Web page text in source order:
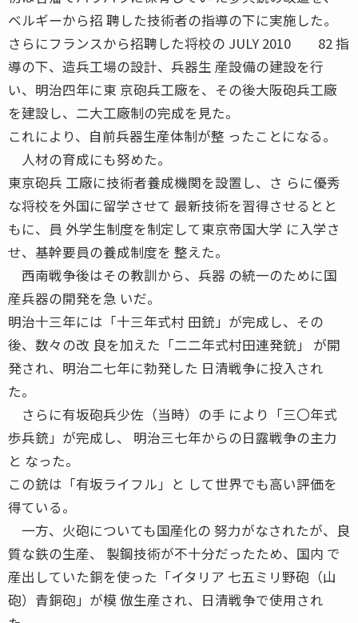
ベルギーから招 聘した技術者の指導の下に実施した。
さらにフランスから招聘した将校の JULY 2010 82 指
導の下、造兵工場の設計、兵器生 産設備の建設を行
い、明治四年に東 京砲兵工廠を、その後大阪砲兵工廠
を建設し、二大工廠制の完成を見た。
これにより、自前兵器生産体制が整 ったことになる。
人材の育成にも努めた。
東京砲兵 工廠に技術者養成機関を設置し、さ らに優秀
な将校を外国に留学させて 最新技術を習得させるとと
もに、員 外学生制度を制定して東京帝国大学 に入学さ
せ、基幹要員の養成制度を 整えた。
西南戦争後はその教訓から、兵器 の統一のために国
産兵器の開発を急 いだ。
明治十三年には「十三年式村 田銃」が完成し、その
後、数々の改 良を加えた「二二年式村田連発銃」 が開
発され、明治二七年に勃発した 日清戦争に投入され
た。
さらに有坂砲兵少佐（当時）の手 により「三〇年式
歩兵銃」が完成し、 明治三七年からの日露戦争の主力
と なった。
この銃は「有坂ライフル」と して世界でも高い評価を
得ている。
一方、火砲についても国産化の 努力がなされたが、良
質な鉄の生産、 製鋼技術が不十分だったため、国内 で
産出していた銅を使った「イタリア 七五ミリ野砲（山
砲）青銅砲」が模 倣生産され、日清戦争で使用され